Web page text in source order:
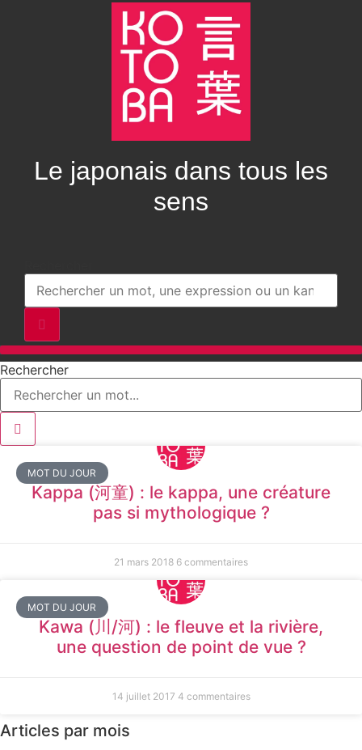
Le japonais dans tous les
sens
Rechercher
MOT DU JOUR
Kappa (河童) : le kappa, une créature
pas si mythologique ?
21 mars 2018 6 commentaires
MOT DU JOUR
Kawa (川/河) : le fleuve et la rivière,
une question de point de vue ?
14 juillet 2017 4 commentaires
Articles par mois